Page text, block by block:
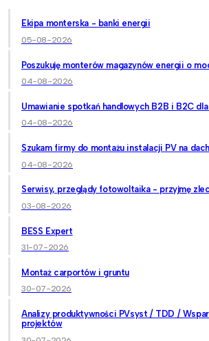
Ekipa monterska - banki energii
05-08-2026
Poszukuję monterów magazynów energii o
04-08-2026
Umawianie spotkań handlowych B2B i B2C
04-08-2026
Szukam firmy do montażu instalacji PV na
04-08-2026
Serwisy, przeglądy fotowoltaika - przyjmę
03-08-2026
BESS Expert
31-07-2026
Montaż carportów i gruntu
30-07-2026
Analizy produktywności PVsyst / TDD /
projektów